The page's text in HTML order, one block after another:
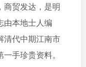
商贸发达，是明
由本地士人编
清代中期江南市
手珍贵资料。